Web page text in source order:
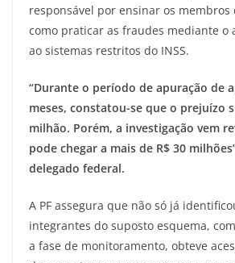
responsável por ensinar os membros
como praticar as fraudes mediante o
ao sistemas restritos do INSS.
“Durante o período de apuração de
meses, constatou-se que o prejuízo
milhão. Porém, a investigação vem
pode chegar a mais de R$ 30
delegado federal.
A PF assegura que não só já
integrantes do suposto esquema,
a fase de monitoramento, obteve